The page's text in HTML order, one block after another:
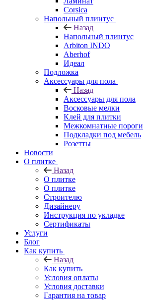
Corsica
Напольный плинтус
Назад
Напольный плинтус
Arbiton INDO
Aberhof
Идеал
Подложка
Аксессуары для пола
Назад
Аксессуары для пола
Восковые мелки
Клей для плитки
Межкомнатные пороги
Подкладки под мебель
Розетты
Новости
О плитке
Назад
О плитке
О плитке
Строителю
Дизайнеру
Инструкция по укладке
Сертификаты
Услуги
Блог
Как купить
Назад
Как купить
Условия оплаты
Условия доставки
Гарантия на товар